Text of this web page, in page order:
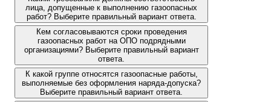
лица, допущенные к выполнению газоопасных
работ? Выберите правильный вариант ответа.
Кем согласовываются сроки проведения
газоопасных работ на ОПО подрядными
организациями? Выберите правильный вариант
ответа.
К какой группе относятся газоопасные работы,
выполняемые без оформления наряда-допуска?
Выберите правильный вариант ответа.